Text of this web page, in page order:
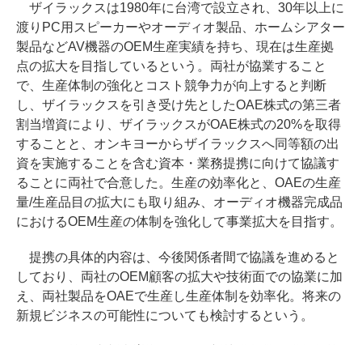
ザイラックスは1980年に台湾で設立され、30年以上に
渡りPC用スピーカーやオーディオ製品、ホームシアター
製品などAV機器のOEM生産実績を持ち、現在は生産拠
点の拡大を目指しているという。両社が協業すること
で、生産体制の強化とコスト競争力が向上すると判断
し、ザイラックスを引き受け先としたOAE株式の第三者
割当増資により、ザイラックスがOAE株式の20%を取得
することと、オンキヨーからザイラックスへ同等額の出
資を実施することを含む資本・業務提携に向けて協議す
ることに両社で合意した。生産の効率化と、OAEの生産
量/生産品目の拡大にも取り組み、オーディオ機器完成品
におけるOEM生産の体制を強化して事業拡大を目指す。
提携の具体的内容は、今後関係者間で協議を進めると
しており、両社のOEM顧客の拡大や技術面での協業に加
え、両社製品をOAEで生産し生産体制を効率化。将来の
新規ビジネスの可能性についても検討するという。